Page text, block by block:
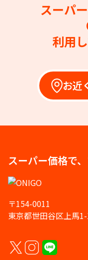
スーパ
利用
お近
スーパー価格で
〒154-0011
東京都世田谷区上馬